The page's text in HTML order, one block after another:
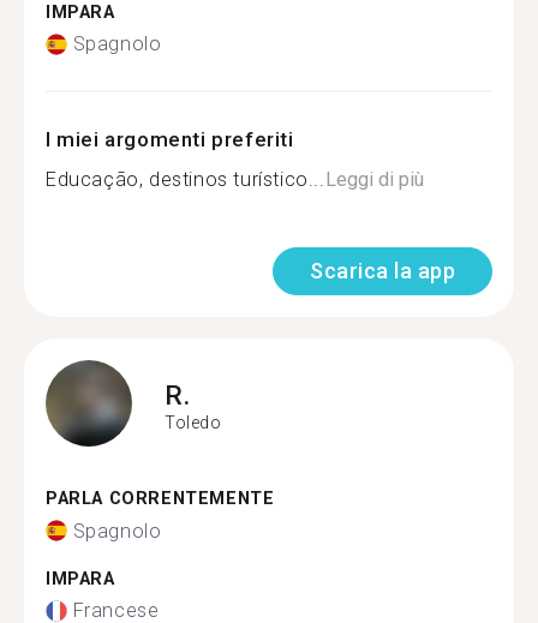
IMPARA
Spagnolo
I miei argomenti preferiti
Educação, destinos turístico...Leggi di più
Scarica la app
R.
Toledo
PARLA CORRENTEMENTE
Spagnolo
IMPARA
Francese